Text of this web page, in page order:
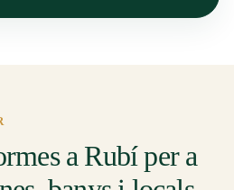
a Rubí per a